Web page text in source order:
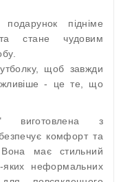
підніме
стане чудовим
щоб завжди
- це те, що
виготовлена з
комфорт та
Вона має стильний
яких неформальних